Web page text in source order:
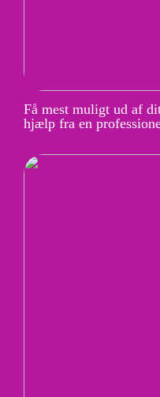
Få mest muligt ud af
hjælp fra en